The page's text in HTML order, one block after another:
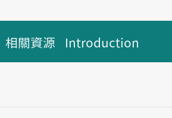
相關資源 Introduction